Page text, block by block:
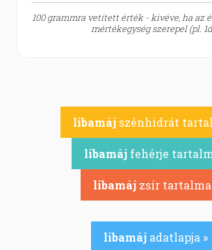
100 grammra vetített érték - kivéve, ha az
mértékegység szerepel (pl.
libamáj szénhidrát
libamájfehérje
libamájzsír tartalma
libamáj adatlapja »